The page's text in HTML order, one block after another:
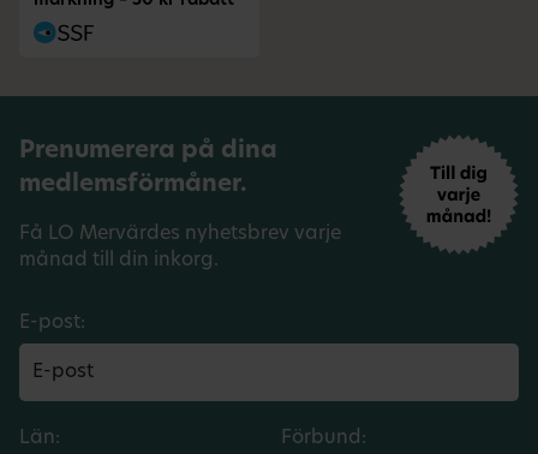
Prenumerera på dina
medlemsförmåner.
Få LO Mervärdes nyhetsbrev varje
månad till din inkorg.
E-post:
Län: Förbund: